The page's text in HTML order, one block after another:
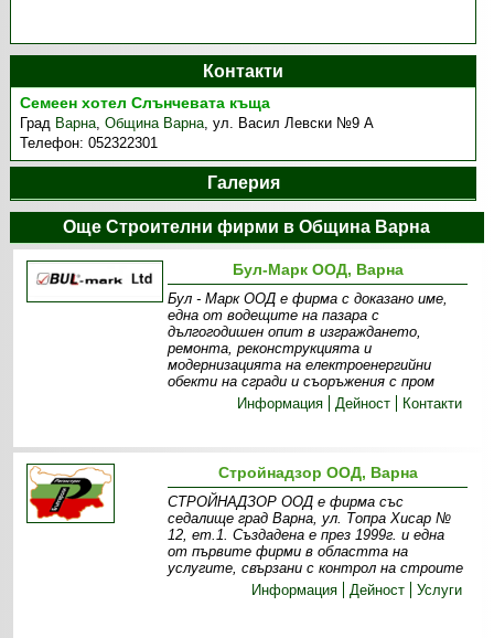
Контакти
Семеен хотел Слънчевата къща
Град Варна,Община Варна,ул. Васил Левски №9 А
Телефон:052322301
Галерия
Още Строителни фирми в Община Варна
Бул-Марк ООД, Варна
Бул - Марк ООД е фирма с доказано име,
една от водещите на пазара с
дългогодишен опит в изграждането,
ремонта, реконструкцията и
модернизацията на електроенергийни
обекти на сгради и съоръжения с пром
Информация
Дейност Контакти
Стройнадзор ООД, Варна
СТРОЙНАДЗОР ООД е фирма със
седалище град Варна, ул. Топра Хисар №
12, ет.1. Създадена е през 1999г. и една
от първите фирми в областта на
услугите, свързани с контрол на строите
Информация
Дейност Услуги